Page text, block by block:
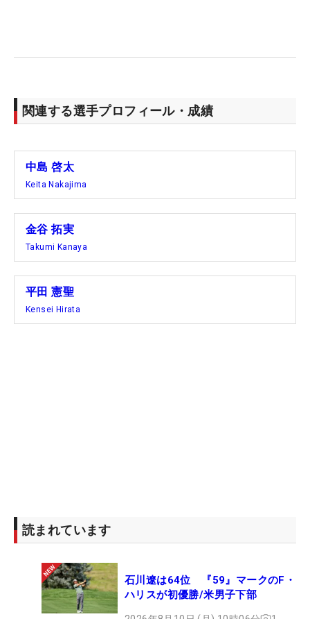
収穫になる」。ロイヤルリバプールでまいた種に、
ここから大きな花を咲かせていく。
選落ちした安森一貴も、初めて踏んだ舞台について
「やっぱりメジャーって、こんなに厳しい、苦しい
んだな」と実感。昨季日本ツアー賞金王の比嘉一貴
も「間違いなく収穫の多い一年」と、この結果を受
け入れ、次につなげる。
こちらも初メジャーだった蝉川泰果は、打開策が見
つからないままトータル10オーバーに沈んだ。肩を
落とし、無言で会場を後にすることになってしまっ
関連する選手プロフィール・成績
中島 啓太
Keita Nakajima
金谷 拓実
Takumi Kanaya
平田 憲聖
Kensei Hirata
読まれています
石川遼は64位 『59』マークのF・
ハリスが初優勝/米男子下部